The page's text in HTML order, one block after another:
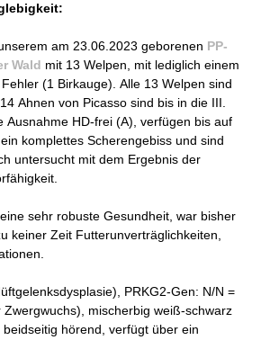
am 23.06.2023 geborenen PP-
Wald mit 13 Welpen, mit lediglich einem
(1 Birkauge). Alle 13 Welpen sind
Ahnen von Picasso sind bis in die III.
Ausnahme HD-frei (A), verfügen bis auf
komplettes Scherengebiss und sind
untersucht mit dem Ergebnis der
sehr robuste Gesundheit, war bisher
keiner Zeit Futterunverträglichkeiten,
PRKG2-Gen: N/N =
mischerbig weiß-schwarz
hörend, verfügt über ein